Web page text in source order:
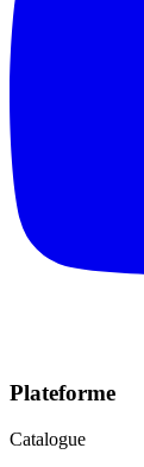
Plateforme
Catalogue